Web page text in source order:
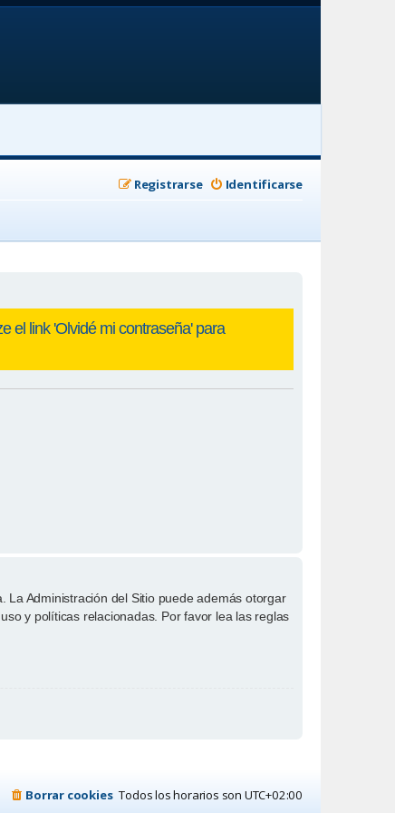
Identificarse
Registrarse
Administración del Sitio puede además otorgar
y políticas relacionadas. Por favor lea las reglas
Todos los horarios son UTC+02:00
Borrar cookies